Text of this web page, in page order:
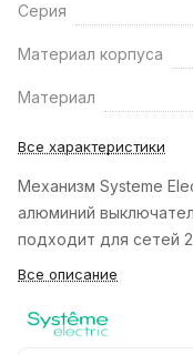
Серия
Материал корпуса
Материал
Все характеристики
Механизм Systeme
алюминий
подходит для сетей
Все описание